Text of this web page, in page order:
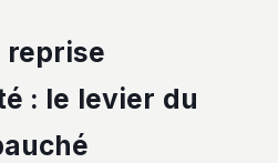
reprise
: le levier du